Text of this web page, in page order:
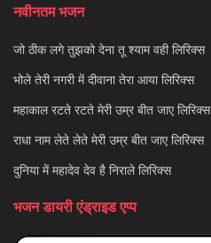
नवीनतम भजन
जो ठीक लगे तुझको देना तू श्याम वही लिरिक्स
भोले तेरी नगरी में दीवाना तेरा आया लिरिक्स
महाकाल रटते रटते मेरी उम्र बीत जाए लिरिक्स
राधा नाम लेते लेते मेरी उम्र बीत जाए लिरिक्स
दुनिया में महादेव देव है निराले लिरिक्स
भजन डायरी एंड्राइड एप्प